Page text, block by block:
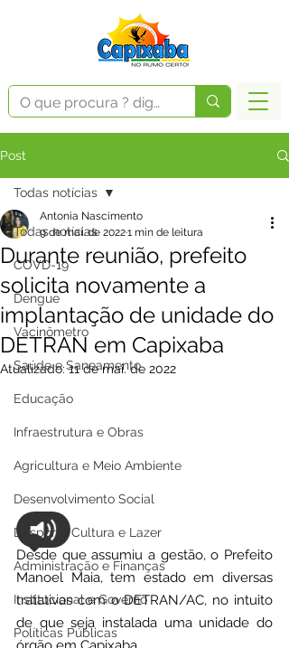
Post
Todas notícias
COVD-19
Dengue
Vacinômetro
Saúde e Saneamento
Educação
Infraestrutura e Obras
Agricultura e Meio Ambiente
Desenvolvimento Social
Desporto Cultura e Lazer
Administração e Finanças
Institucional e Governo
Políticas Públicas
Todas notícias
Durante reunião, prefeito
solicita novamente a
implantação de unidade do
DETRAN em Capixaba
Antonia Nascimento
9 de mai. de 20221 min de leitura
Atualizado:11 de mai. de 2022
Desde que assumiu a gestão, o Prefeito
Manoel Maia, tem estado em diversas
tratativas com o DETRAN/AC, no intuito
de que seja instalada uma unidade do